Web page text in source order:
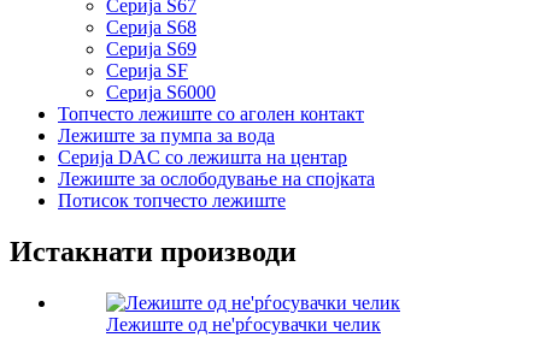
Серија S67
Серија S68
Серија S69
Серија SF
Серија S6000
Топчесто лежиште со аголен контакт
Лежиште за пумпа за вода
Серија DAC со лежишта на центар
Лежиште за ослободување на спојката
Потисок топчесто лежиште
Истакнати производи
Лежиште од не'рѓосувачки челик